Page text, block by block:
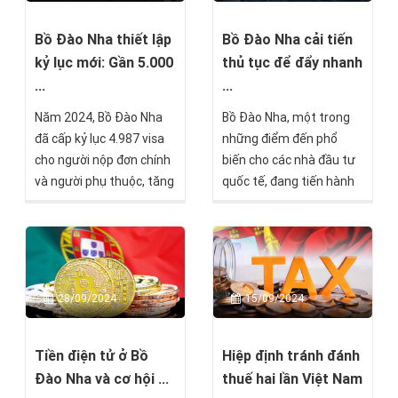
thu nhập ổn định hàng
tháng.
Bồ Đào Nha thiết lập
kỷ lục mới: Gần 5.000
...
Năm 2024, Bồ Đào Nha
đã cấp kỷ lục 4.987 visa
cho người nộp đơn chính
và người phụ thuộc, tăng
vượt qua mức đỉnh trước
đó là 4.029 lượt phê
duyệt vào năm 2017-
theo dữ liệu từ Cơ quan
Di trú và Người nước
Bloomberg đăng tải.
Bồ Đào Nha cải tiến
thủ tục để đẩy nhanh
...
Bồ Đào Nha, một trong
những điểm đến phổ
biến cho các nhà đầu tư
quốc tế, đang tiến hành
quyết hồ sơ đang chờ xử
lý hồ sơ Golden Visa.
28/09/2024
Tiền điện tử ở Bồ
Đào Nha và cơ hội ...
15/09/2024
Hiệp định tránh đánh
thuế hai lần Việt Nam